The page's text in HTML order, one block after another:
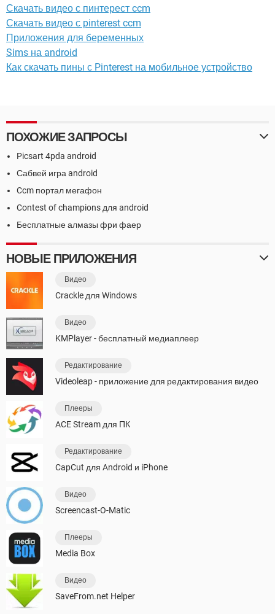
Скачать видео с пинтерест ccm
Скачать видео с pinterest ccm
Приложения для беременных
Sims на android
Как скачать пины с Pinterest на мобильное устройство
ПОХОЖИЕ ЗАПРОСЫ
Picsart 4pda android
Сабвей игра android
Ccm портал мегафон
Contest of champions для android
Бесплатные алмазы фри фаер
НОВЫЕ ПРИЛОЖЕНИЯ
Видео
Crackle для Windows
Видео
KMPlayer - бесплатный медиаплеер
Редактирование
Videoleap - приложение для редактирования видео
Плееры
ACE Stream для ПК
Редактирование
CapCut для Android и iPhone
Видео
Screencast-O-Matic
Плееры
Media Box
Видео
SaveFrom.net Helper